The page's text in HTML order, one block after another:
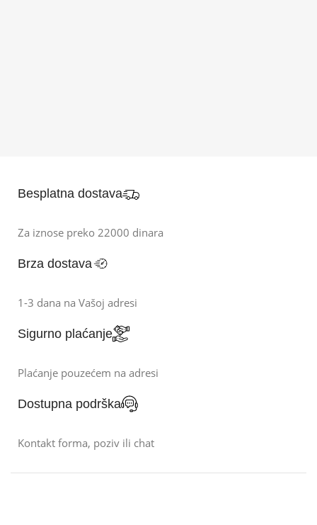
Besplatna dostava
Za iznose preko 22000 dinara
Brza dostava
1-3 dana na Vašoj adresi
Sigurno plaćanje
Plaćanje pouzećem na adresi
Dostupna podrška
Kontakt forma, poziv ili chat